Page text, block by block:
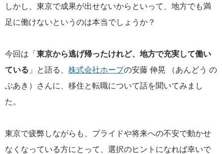
しかし、東京で成果が出せないからといって、地方でも満
足に働けないというのは本当でしょうか？
今回は「 東京から逃げ帰ったけれど、地方で充実して働い
ている 」と語る、 株式会社ホープの安藤 伸晃 （あんどう の
ぶあき）さんに、移住と転職について話を聞いてみまし
た。
東京で疲弊しながらも、プライドや将来への不安で動かせ
なくなっている方にとって、選択のヒントになれば幸いで